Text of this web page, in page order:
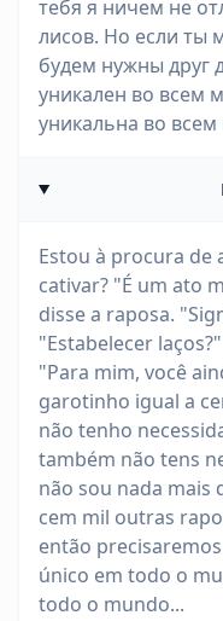
тебя я ничем не
лисов. Но если ты
будем нужны друг
уникален во всем
уникальна во
Estou à procura de
cativar? "É um ato
disse a raposa.
"Estabelecer
"Para mim, você
garotinho igual a
não tenho
também não tens
não sou nada mais
cem mil outras
então
único em todo o
todo o mundo...